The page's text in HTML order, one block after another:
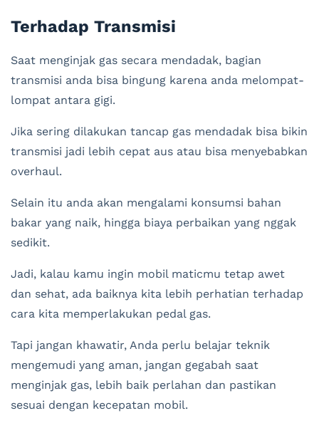
Terhadap Transmisi
Saat menginjak gas secara mendadak, bagian
transmisi anda bisa bingung karena anda melompat-
lompat antara gigi.
Jika sering dilakukan tancap gas mendadak bisa bikin
transmisi jadi lebih cepat aus atau bisa menyebabkan
overhaul.
Selain itu anda akan mengalami konsumsi bahan
bakar yang naik, hingga biaya perbaikan yang nggak
sedikit.
Jadi, kalau kamu ingin mobil maticmu tetap awet
dan sehat, ada baiknya kita lebih perhatian terhadap
cara kita memperlakukan pedal gas.
Tapi jangan khawatir, Anda perlu belajar teknik
mengemudi yang aman, jangan gegabah saat
menginjak gas, lebih baik perlahan dan pastikan
sesuai dengan kecepatan mobil.